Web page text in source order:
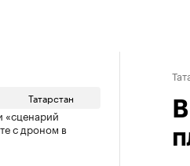
Татарстан
«сценарий
с дроном в